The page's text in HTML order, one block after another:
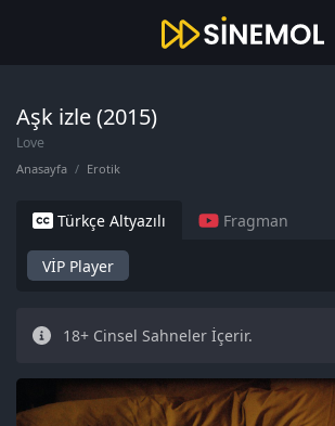
Aşk izle (2015)
Love
Anasayfa Erotik
Türkçe Altyazılı Fragman
VİP Player
18+ Cinsel Sahneler İçerir.